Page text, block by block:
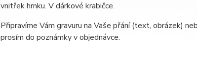
vnitřek hrnku. V dárkové krabičce.
Připravíme Vám gravuru na Vaše přání (text, obrázek)
prosím do poznámky v objednávce.